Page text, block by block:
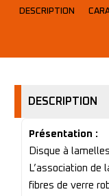
DESCRIPTION
DESCRIPTION
Présentation :
Disque à
L’association
fibres de verre